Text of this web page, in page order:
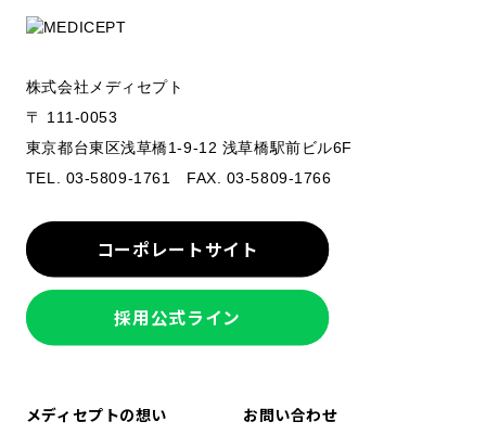
株式会社メディセプト
〒 111-0053
東京都台東区浅草橋1-9-12 浅草橋駅前ビル6F
TEL. 03-5809-1761 FAX. 03-5809-1766
コーポレートサイト
採用公式ライン
メディセプトの想い お問い合わせ